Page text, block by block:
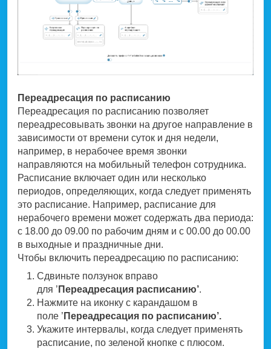
Переадресация по расписанию
Переадресация по расписанию позволяет
переадресовывать звонки на другое направление в
зависимости от времени суток и дня недели,
например, в нерабочее время звонки
направляются на мобильный телефон сотрудника.
Расписание включает один или несколько
периодов, определяющих, когда следует применять
это расписание. Например, расписание для
нерабочего времени может содержать два периода:
с 18.00 до 09.00 по рабочим дням и с 00.00 до 00.00
в выходные и праздничные дни.
Чтобы включить переадресацию по расписанию:
Сдвиньте ползунок вправо
для ’ Переадресация расписанию’.
Нажмите на иконку с карандашом в
поле ’ Переадресация по расписанию’.
Укажите интервалы, когда следует применять
расписание, по зеленой кнопке с плюсом.